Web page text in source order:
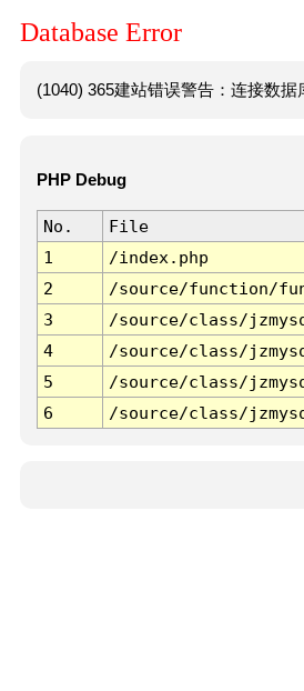
Database Error
(1040) 365建站错误警告：连接数
PHP Debug
No. File
1
/index.php
2
/source/function/
3
/source/class/
4
/source/class/
5
/source/class/
6
/source/class/